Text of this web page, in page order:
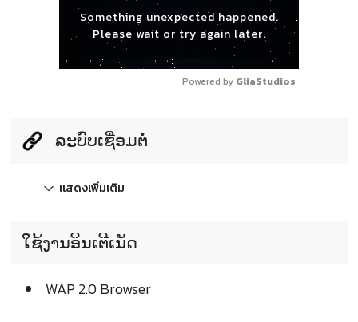
Something unexpected happened.
Please wait or try again later.
Powered by GliaStudios
ລະບົບເຊື່ອມຕໍ່
แสดงเพิ่มเติม
ໃຊ້ງານອິນເຕີເນັດ
WAP 2.0 Browser